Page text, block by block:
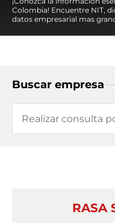
Colombia! Encuentre NIT,
datos empresarial mas
Buscar empresa
RASA